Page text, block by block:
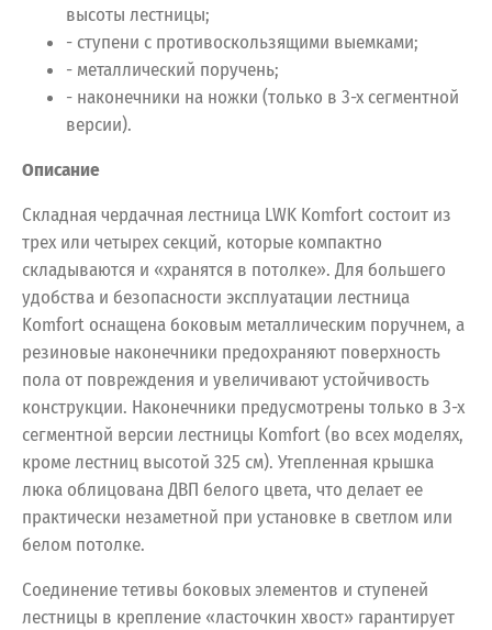
высоты лестницы;
- ступени с противоскользящими выемками;
- металлический поручень;
- наконечники на ножки (только в 3-х сегментной
версии).
Описание
Складная чердачная лестница LWK Komfort состоит из
трех или четырех секций, которые компактно
складываются и «хранятся в потолке». Для большего
удобства и безопасности эксплуатации лестница
Komfort оснащена боковым металлическим поручнем, а
резиновые наконечники предохраняют поверхность
пола от повреждения и увеличивают устойчивость
конструкции. Наконечники предусмотрены только в 3-х
сегментной версии лестницы Komfort (во всех моделях,
кроме лестниц высотой 325 см). Утепленная крышка
люка облицована ДВП белого цвета, что делает ее
практически незаметной при установке в светлом или
белом потолке.
Соединение тетивы боковых элементов и ступеней
лестницы в крепление «ласточкин хвост» гарантирует